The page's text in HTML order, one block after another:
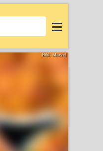
Login
Bild: Marvel